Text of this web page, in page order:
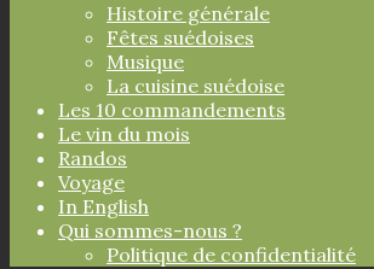
Histoire générale
Fêtes suédoises
Musique
La cuisine suédoise
Les 10 commandements
Le vin du mois
Randos
Voyage
In English
Qui sommes-nous ?
Politique de confidentialité